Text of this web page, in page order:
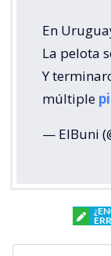
En
La pelota
Y
múltiple
— ElBuni